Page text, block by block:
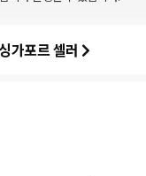
가포르 셀러